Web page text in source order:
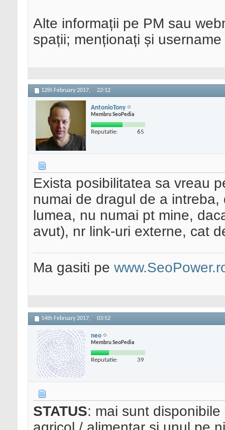
Alte informații pe PM sau
spații; menționați și
12th February 2017, 22:12
AntonioTony
Membru SeoPedia
Reputatie: 65
Exista posibilitatea sa vreau
numai de dragul de a
lumea, nu numai pt mine,
avut), nr link-uri externe, cat
Ma gasiti pe
14th February 2017, 03:52
neo
Membru SeoPedia
Reputatie: 39
STATUS: mai sunt